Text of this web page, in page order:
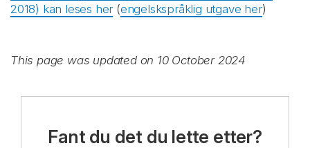
2018) kan leses her (engelskspråklig utgave her)
This page was updated on 10 October 2024
Fant du det du lette etter?